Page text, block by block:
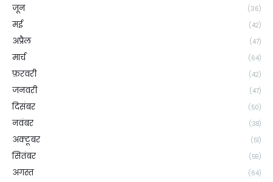
जून (36)
मई (42)
अप्रैल (47)
मार्च (64)
फ़रवरी (42)
जनवरी (47)
दिसंबर (50)
नवंबर (38)
अक्टूबर (51)
सितंबर (59)
अगस्त (64)